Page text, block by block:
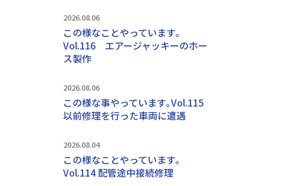
2026.08.06
この様なことやっています｡
Vol.116 エアージャッキーのホー
ス製作
2026.08.06
この様な事やっています｡Vol.115
以前修理を行った車両に遭遇
2026.08.04
この様なことやっています｡
Vol.114 配管途中接続修理